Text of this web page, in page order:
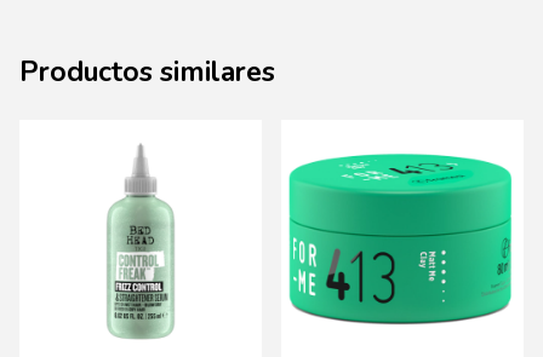
Productos similares